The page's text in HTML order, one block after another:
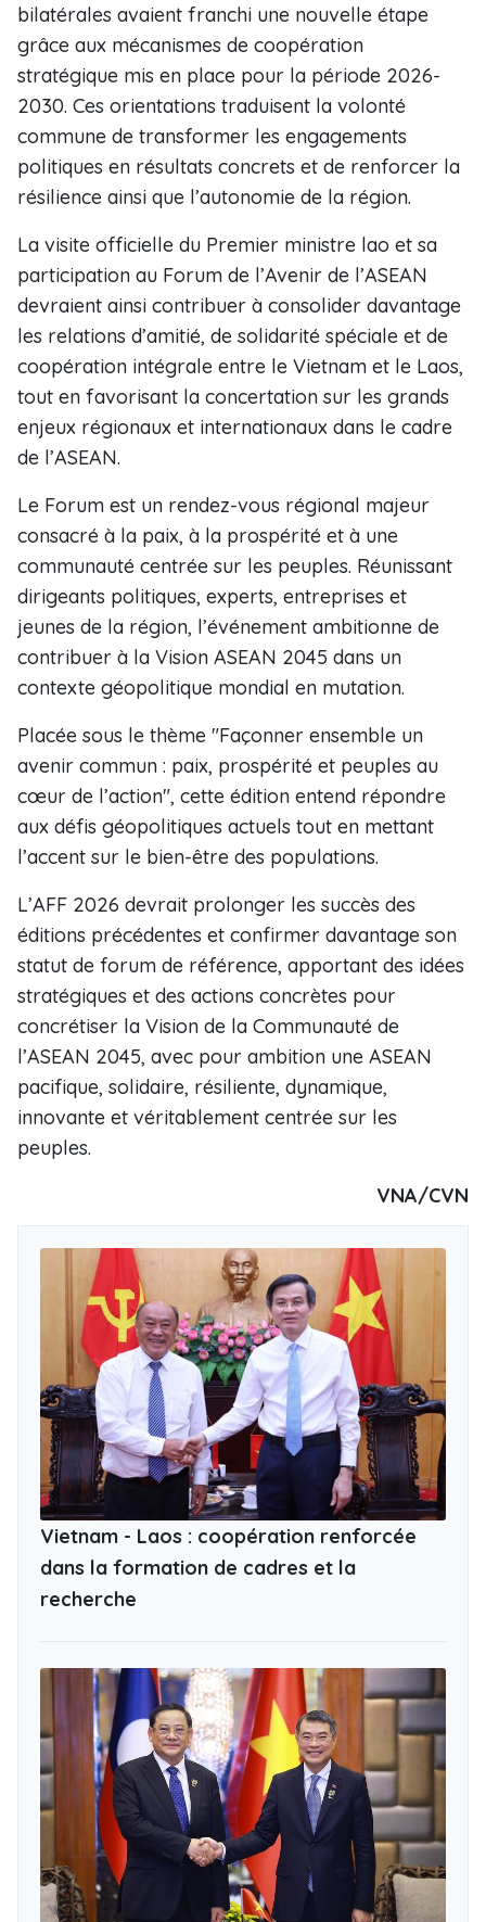
bilatérales avaient franchi une nouvelle étape
grâce aux mécanismes de coopération
stratégique mis en place pour la période 2026-
2030. Ces orientations traduisent la volonté
commune de transformer les engagements
politiques en résultats concrets et de renforcer la
résilience ainsi que l’autonomie de la région.
La visite officielle du Premier ministre lao et sa
participation au Forum de l’Avenir de l’ASEAN
devraient ainsi contribuer à consolider davantage
les relations d’amitié, de solidarité spéciale et de
coopération intégrale entre le Vietnam et le Laos,
tout en favorisant la concertation sur les grands
enjeux régionaux et internationaux dans le cadre
de l’ASEAN.
Le Forum est un rendez-vous régional majeur
consacré à la paix, à la prospérité et à une
communauté centrée sur les peuples. Réunissant
dirigeants politiques, experts, entreprises et
jeunes de la région, l’événement ambitionne de
contribuer à la Vision ASEAN 2045 dans un
contexte géopolitique mondial en mutation.
Placée sous le thème "Façonner ensemble un
avenir commun : paix, prospérité et peuples au
cœur de l’action", cette édition entend répondre
aux défis géopolitiques actuels tout en mettant
l’accent sur le bien-être des populations.
L’AFF 2026 devrait prolonger les succès des
éditions précédentes et confirmer davantage son
statut de forum de référence, apportant des idées
stratégiques et des actions concrètes pour
concrétiser la Vision de la Communauté de
l’ASEAN 2045, avec pour ambition une ASEAN
pacifique, solidaire, résiliente, dynamique,
innovante et véritablement centrée sur les
peuples.
VNA/CVN
Vietnam - Laos : coopération renforcée
dans la formation de cadres et la
recherche